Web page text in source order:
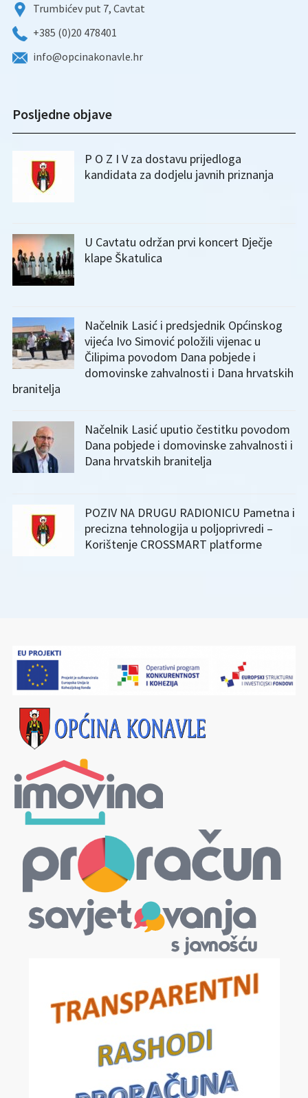
Trumbićev put 7, Cavtat
+385 (0)20 478401
info@opcinakonavle.hr
Posljedne objave
P O Z I V za dostavu prijedloga
kandidata za dodjelu javnih priznanja
U Cavtatu održan prvi koncert Dječje
klape Škatulica
Načelnik Lasić i predsjednik Općinskog
vijeća Ivo Simović položili vijenac u
Čilipima povodom Dana pobjede i
domovinske zahvalnosti i Dana hrvatskih
branitelja
Načelnik Lasić uputio čestitku povodom
Dana pobjede i domovinske zahvalnosti i
Dana hrvatskih branitelja
POZIV NA DRUGU RADIONICU Pametna i
precizna tehnologija u poljoprivredi –
Korištenje CROSSMART platforme